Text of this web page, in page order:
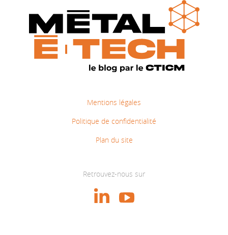
Mentions légales
Politique de confidentialité
Plan du site
Retrouvez-nous sur